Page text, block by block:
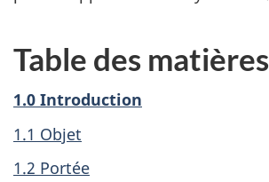
Table des matières
1.0 Introduction
1.1 Objet
1.2 Portée